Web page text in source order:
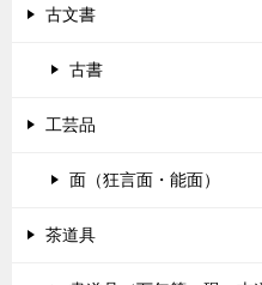
古文書
古書
工芸品
面（狂言面・能面）
茶道具